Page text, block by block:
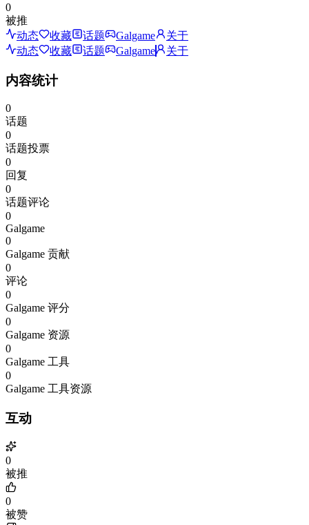
0
被推
动态
收藏 话题 Galgame
关于
动态
收藏 话题 Galgame 关于
内容统计
0
话题
0
话题投票
0
回复
0
话题评论
0
Galgame
0
Galgame 贡献
0
评论
0
Galgame 评分
0
Galgame 资源
0
Galgame 工具
0
Galgame 工具资源
互动
0
被推
0
被赞